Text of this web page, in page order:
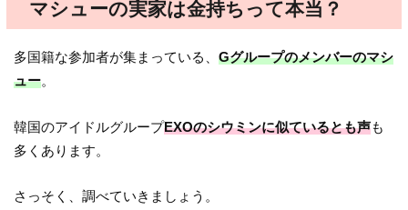
マシューの実家は金持ちって本当？
多国籍な参加者が集まっている、Gグループのメンバーのマシ
ュー。
韓国のアイドルグループEXOのシウミンに似ているとも声も
多くあります。
さっそく、調べていきましょう。